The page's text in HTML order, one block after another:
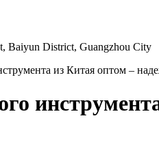
Baiyun District, Guangzhou City
из Китая оптом –